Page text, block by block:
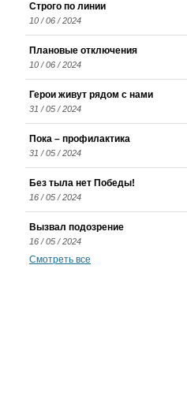
Строго по линии
10 / 06 / 2024
Плановые отключения
10 / 06 / 2024
Герои живут рядом с нами
31 / 05 / 2024
Пока – профилактика
31 / 05 / 2024
Без тыла нет Победы!
16 / 05 / 2024
Вызвал подозрение
16 / 05 / 2024
Смотреть все